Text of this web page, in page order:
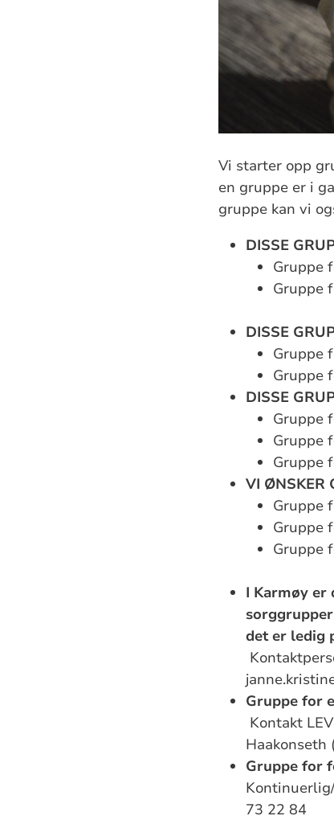
Vi starter opp
en gruppe er i
gruppe kan vi
DISSE
Gruppe
Gruppe
DISSE
Gruppe
Gruppe
DISSE
Gruppe
Gruppe
Gruppe
VI ØNSKER
Gruppe
Gruppe
Gruppe
I Karmøy er
det er ledig
Gruppe for
Kontakt
Haakonseth
Gruppe for
73 22 84